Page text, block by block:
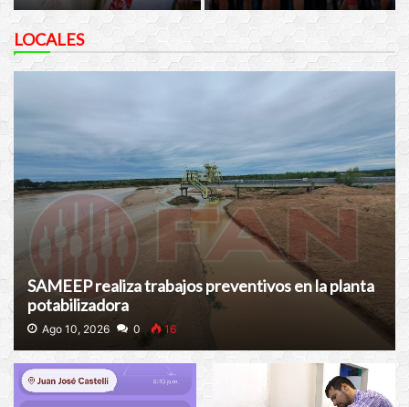
docente mejoró durante la
gestión de Javier Milei
cómo ver la final vs. Mitre
LOCALES
SAMEEP realiza trabajos preventivos en la planta
potabilizadora
Ago 10, 2026 0 16